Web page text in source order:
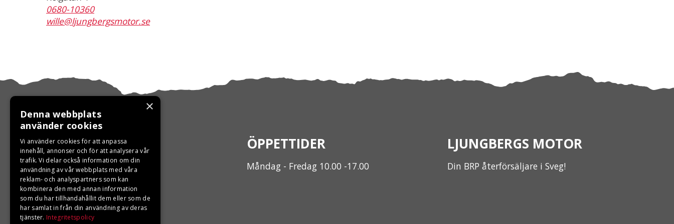
0680-10360
wille@ljungbergsmotor.se
KONTAKTA OSS
Ångra ditt köp
0680-103 60
info@ljungbergsmotor.se
ÖPPETTIDER
Måndag - Fredag 10.00 -17.00
LJUNGBERGS MOTOR
Din BRP återförsäljare i Sveg!
×
Denna webbplats
använder cookies
Vi använder cookies för att anpassa
innehåll, annonser och för att analysera vår
trafik. Vi delar också information om din
användning av vår webbplats med våra
reklam- och analyspartners som kan
kombinera den med annan information
som du har tillhandahållit dem eller som de
har samlat in från din användning av deras
tjänster. Integritetspolicy